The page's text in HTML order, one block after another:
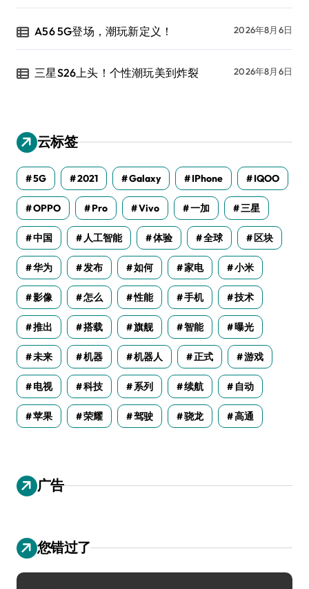
A56 5G登场，潮玩新定义！ 2026年8月6日
三星S26上头！个性潮玩美到炸裂 2026年8月6日
云标签
5G 2021 Galaxy IPhone IQOO
OPPO Pro Vivo 一加 三星
中国 人工智能 体验 全球 区块
华为 发布 如何 家电 小米
影像 怎么 性能 手机 技术
推出 搭载 旗舰 智能 曝光
未来 机器 机器人 正式 游戏
电视 科技 系列 续航 自动
苹果 荣耀 驾驶 骁龙 高通
广告
您错过了